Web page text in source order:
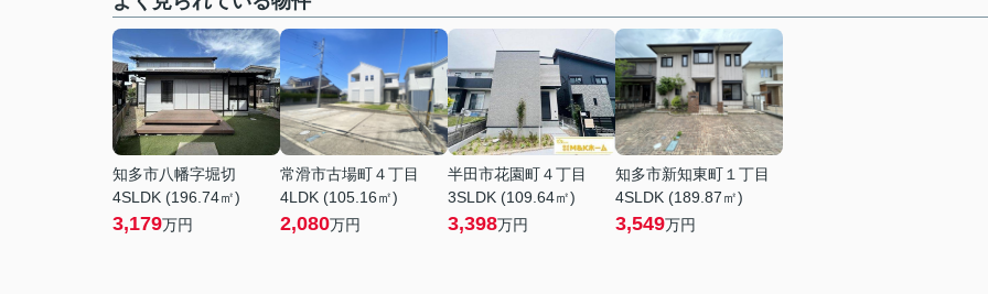
知多市八幡字堀切
4SLDK (196.74㎡)
3,179万円
常滑市古場町４丁目
4LDK (105.16㎡)
2,080万円
半田市花園町４丁目
3SLDK (109.64㎡)
3,398万円
知多市新知東町１丁目
4SLDK (189.87㎡)
3,549万円